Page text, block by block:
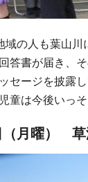
域の人も葉山
答書が届き、
セージを披露
童は今後いっ
（月曜） 草